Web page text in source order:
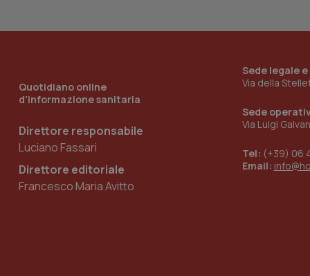
Quotidiano online
d'informazione sanitaria
Direttore responsabile
Luciano Fassari
Direttore editoriale
Francesco Maria Avitto
Sede legale
Via della
Sede
Via Luigi
Tel: (+39) 06
Email:
__Secure-
tracking-sites-
ironfish-tracking-